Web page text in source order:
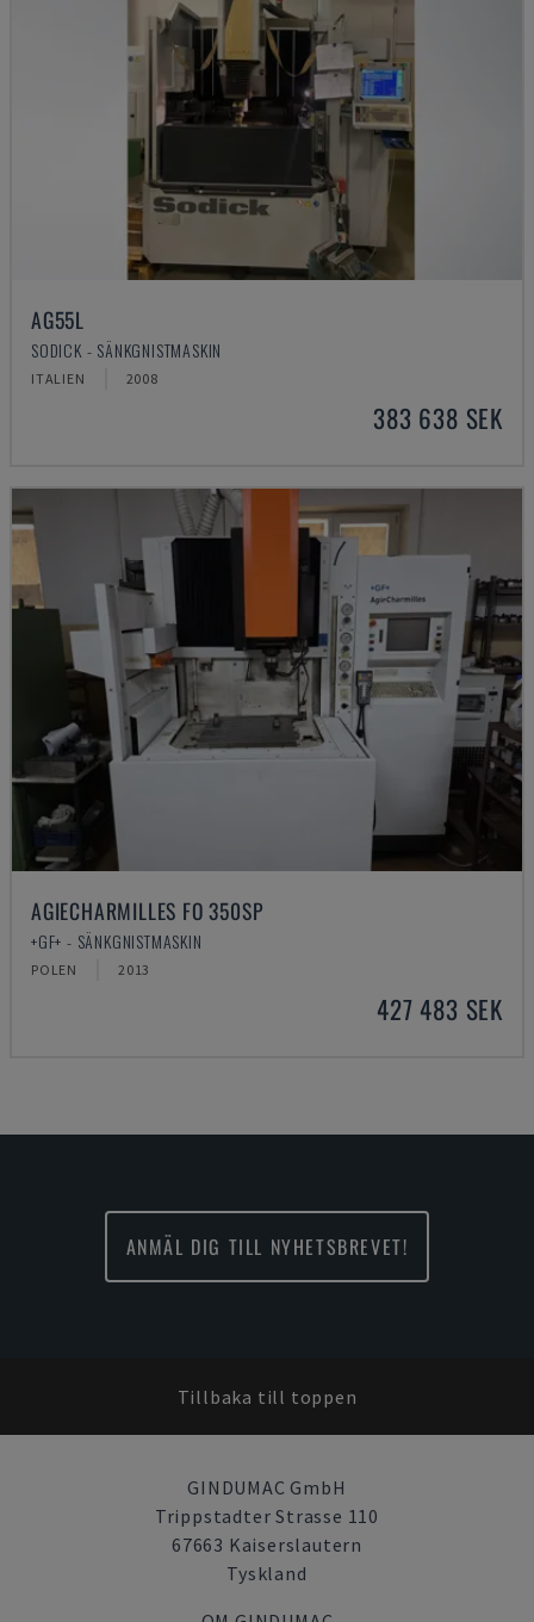
AG55L
SODICK - SÄNKGNISTMASKIN
ITALIEN 2008
383 638 SEK
AGIECHARMILLES FO 350SP
+GF+ - SÄNKGNISTMASKIN
POLEN 2013
427 483 SEK
ANMÄL DIG TILL NYHETSBREVET!
Tillbaka till toppen
GINDUMAC GmbH
Trippstadter Strasse 110
67663 Kaiserslautern
Tyskland